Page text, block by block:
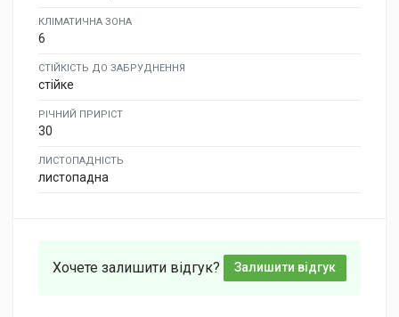
КЛІМАТИЧНА ЗОНА
6
СТІЙКІСТЬ ДО ЗАБРУДНЕННЯ
стійке
РІЧНИЙ ПРИРІСТ
30
ЛИСТОПАДНІСТЬ
листопадна
Хочете залишити відгук? Залишити відгук